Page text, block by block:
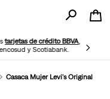
tarjetas de crédito BBVA,
y Scotiabank.
Casaca Mujer Levi's Original